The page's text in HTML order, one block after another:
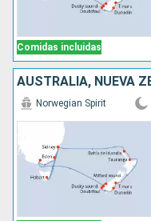
Comidas incluidas
AUSTRALIA, NUEVA
Norwegian Spirit